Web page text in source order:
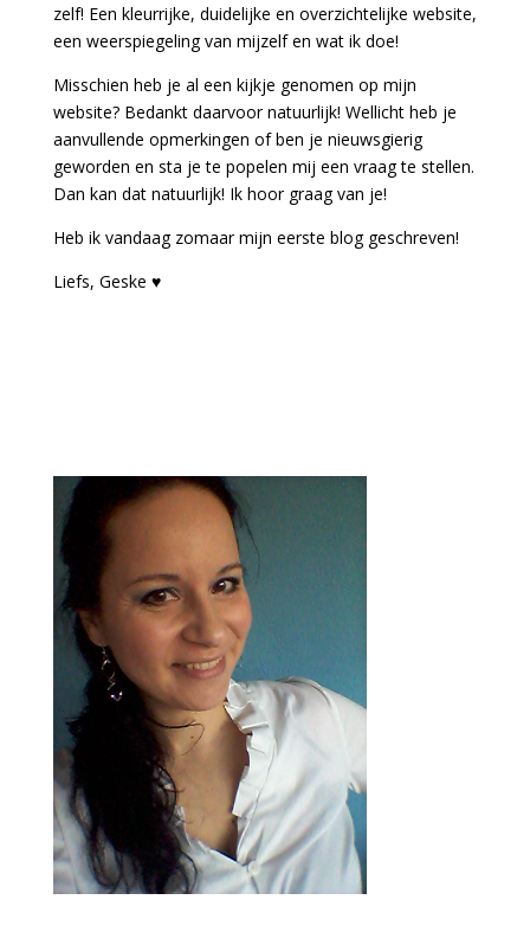
zelf! Een kleurrijke, duidelijke en overzichtelijke website,
een weerspiegeling van mijzelf en wat ik doe!
Misschien heb je al een kijkje genomen op mijn
website? Bedankt daarvoor natuurlijk! Wellicht heb je
aanvullende opmerkingen of ben je nieuwsgierig
geworden en sta je te popelen mij een vraag te stellen.
Dan kan dat natuurlijk! Ik hoor graag van je!
Heb ik vandaag zomaar mijn eerste blog geschreven!
Liefs, Geske ♥